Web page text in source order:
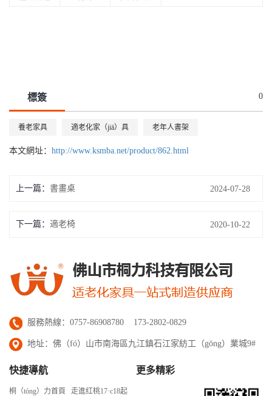
標簽 0
養老家具 適老化家（jiā）具 老年人書架
本文網址： http://www.ksmba.net/product/862.html
上一篇： 書畫桌 2024-07-28
下一篇： 適老椅 2020-10-22
服務熱線：0757-86908780 173-2802-0829
地址：佛（fó）山市南海區九江鎮石江家紡工（gōng）業城9#
快捷導航
桐（tóng）力首頁 走進红桃17·c18起
更多精彩